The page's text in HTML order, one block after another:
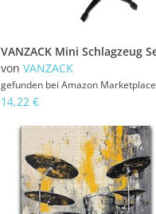
von VANZACK
gefunden bei Amazon Marketplace
14,22 €